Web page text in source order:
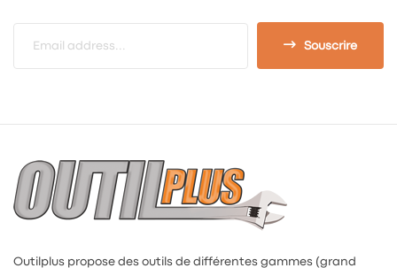
Souscrire
Outilplus propose des outils de différentes gammes (grand